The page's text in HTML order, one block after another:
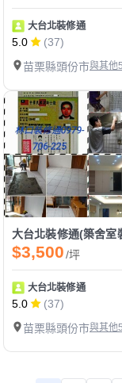
大台北裝修通
5.0
(37)
苗栗縣頭份市與其他
$3,500/坪
大台北裝修通
5.0
(37)
苗栗縣頭份市與其他